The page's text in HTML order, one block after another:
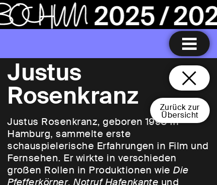
Zurück zur
Übersicht
Justus
Rosenkranz
Justus Rosenkranz, geboren 1998 in
Hamburg, sammelte erste
schauspielerische Erfahrungen in Film und
Fernsehen. Er wirkte in verschieden
großen Rollen in Produktionen wieDie
Pfefferkörner,Notruf Hafenkante und